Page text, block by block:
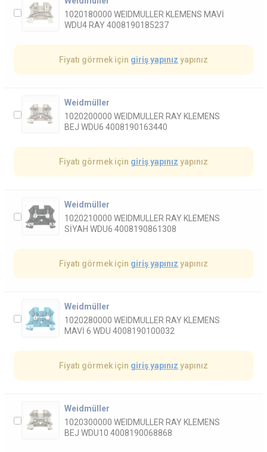
1020180000 WEIDMULLER KLEMENS MAVİ
WDU4 RAY 4008190185237
Fiyatı görmek için giriş yapınız yapınız
Weidmüller
1020200000 WEIDMULLER RAY KLEMENS
BEJ WDU6 4008190163440
Fiyatı görmek için giriş yapınız yapınız
Weidmüller
1020210000 WEIDMULLER RAY KLEMENS
SİYAH WDU6 4008190861308
Fiyatı görmek için giriş yapınız yapınız
Weidmüller
1020280000 WEIDMULLER RAY KLEMENS
MAVİ 6 WDU 4008190100032
Fiyatı görmek için giriş yapınız yapınız
Weidmüller
1020300000 WEIDMULLER RAY KLEMENS
BEJ WDU10 4008190068868